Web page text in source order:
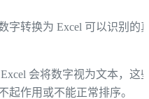
字转换为 Excel 可以识别的
会将数字视为文本，这
起作用或不能正常排序。